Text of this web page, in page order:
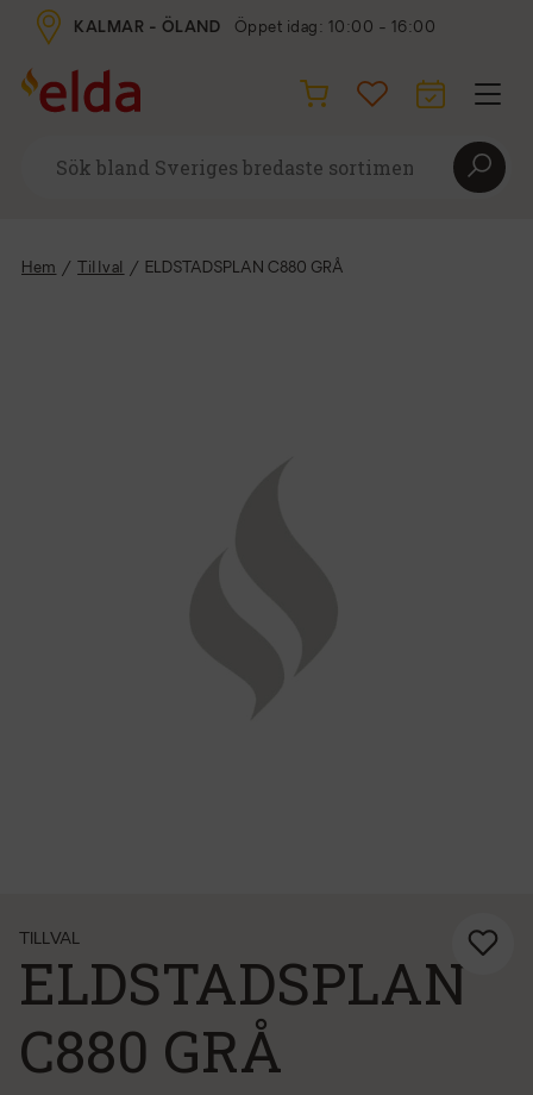
KALMAR - ÖLAND Öppet idag: 10:00 - 16:00
Hem / Tillval / ELDSTADSPLAN C880 GRÅ
TILLVAL
ELDSTADSPLAN
C880 GRÅ